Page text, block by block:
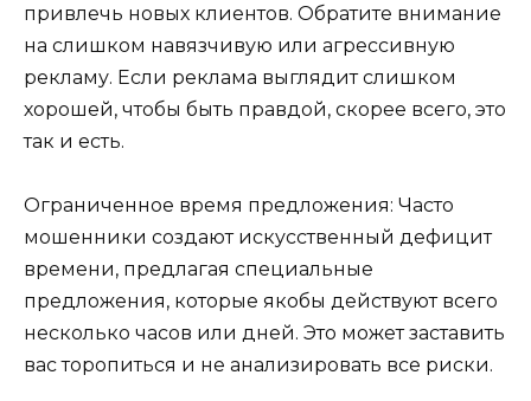
привлечь новых клиентов. Обратите внимание
на слишком навязчивую или агрессивную
рекламу. Если реклама выглядит слишком
хорошей, чтобы быть правдой, скорее всего, это
так и есть.
Ограниченное время предложения: Часто
мошенники создают искусственный дефицит
времени, предлагая специальные
предложения, которые якобы действуют всего
несколько часов или дней. Это может заставить
вас торопиться и не анализировать все риски.